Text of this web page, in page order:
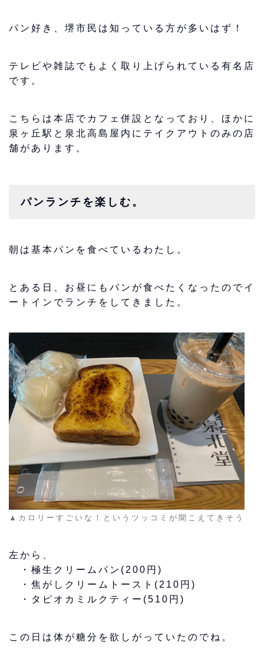
パン好き、堺市民は知っている方が多いはず！
テレビや雑誌でもよく取り上げられている有名店
です。
こちらは本店でカフェ併設となっており、ほかに
泉ヶ丘駅と泉北高島屋内にテイクアウトのみの店
舗があります。
パンランチを楽しむ。
朝は基本パンを食べているわたし。
とある日、お昼にもパンが食べたくなったのでイ
ートインでランチをしてきました。
▲カロリーすごいな！というツッコミが聞こえてきそう
左から、
・極生クリームパン(200円)
・焦がしクリームトースト(210円)
・タピオカミルクティー(510円)
この日は体が糖分を欲しがっていたのでね。